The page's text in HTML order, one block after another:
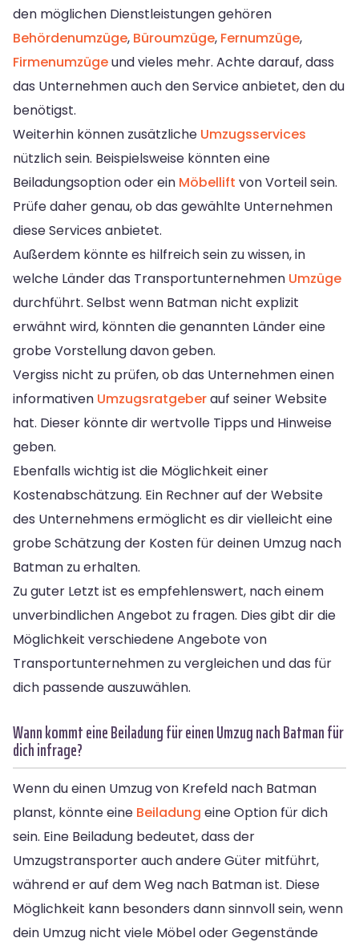
den möglichen Dienstleistungen gehören
Behördenumzüge, Büroumzüge, Fernumzüge,
Firmenumzügeund vieles mehr. Achte darauf, dass
das Unternehmen auch den Service anbietet, den du
benötigst.
Weiterhin können zusätzliche Umzugsservices
nützlich sein. Beispielsweise könnten eine
Beiladungsoption oder ein Möbellift von Vorteil sein.
Prüfe daher genau, ob das gewählte Unternehmen
diese Services anbietet.
Außerdem könnte es hilfreich sein zu wissen, in
welche Länder das Transportunternehmen Umzüge
durchführt. Selbst wenn Batman nicht explizit
erwähnt wird, könnten die genannten Länder eine
grobe Vorstellung davon geben.
Vergiss nicht zu prüfen, ob das Unternehmen einen
informativen Umzugsratgeberauf seiner Website
hat. Dieser könnte dir wertvolle Tipps und Hinweise
geben.
Ebenfalls wichtig ist die Möglichkeit einer
Kostenabschätzung. Ein Rechner auf der Website
des Unternehmens ermöglicht es dir vielleicht eine
grobe Schätzung der Kosten für deinen Umzug nach
Batman zu erhalten.
Zu guter Letzt ist es empfehlenswert, nach einem
unverbindlichen Angebot zu fragen. Dies gibt dir die
Möglichkeit verschiedene Angebote von
Transportunternehmen zu vergleichen und das für
dich passende auszuwählen.
Wann kommt eine Beiladung für einen Umzug nach Batman für
dich infrage?
Wenn du einen Umzug von Krefeld nach Batman
planst, könnte eine Beiladung eine Option für dich
sein. Eine Beiladung bedeutet, dass der
Umzugstransporter auch andere Güter mitführt,
während er auf dem Weg nach Batman ist. Diese
Möglichkeit kann besonders dann sinnvoll sein, wenn
dein Umzug nicht viele Möbel oder Gegenstände